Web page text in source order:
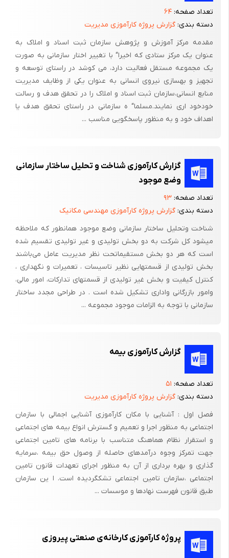
تعداد صفحه: ۶۴
دسته بندی: گزارش پروژه کارآموزی مدیریت
مقدمه مرکز آموزش و پژوهش سازمان ثبت اسناد و املاک به
عنوان یک مرکز ستادی که اخیرا“ با تغییر اختار سازمانی به صورت
یک مجموعه مستقل فعالیت دارد، می کوشد در راستای توسعه و
تجهیز و بهسازی نیروی انسانی به عنوان یکی از وظایف مدیریت
منابع انسانی،سازمان ثبت اسناد و املاک را در تحقق هدف و رسالت
خودخود اری نمایند.مسلما“ ه سازمانی در راستای تحقق هدف یا
اهداف خود و به منظور پاسخگویی مناسب ...
گزارش کارآموزی شناخت و تحلیل ساختار سازمانی
وضع موجود
تعداد صفحه: ۹۳
دسته بندی: گزارش پروژه کارآموزی مهندسی مکانیک
شناخت وتحلیل ساختار سازمانی وضع موجود همانطور که ملاحظه
میشود کل شرکت به دو بخش تولیدی و غیر تولیدی تقسیم شده
است که هر دو بخش مستقیماتحت نظر مدیریت عامل می‌باشند
بخش تولیدی از قسمتهایی نظیر تاسیسات ، تعمیرات و نگهداری ،
کنترل کیفیت و بخش غیر تولیدی از قسمتهای تدارکات، امور مالی،
وامور بازرگانی واداری تشکیل شده است . در طراحی مجدد ساختار
سازمانی با توجه به الزامات موجود مجموعه ...
گزارش کارآموزی بیمه
تعداد صفحه: ۵۱
دسته بندی: گزارش پروژه کارآموزی مدیریت
فصل اول : آشنایی با مکان کارآموزی آشنایی اجمالی با سازمان
اجتماعی به منظور اجرا و تعمیم و گسترش انواع بیمه های اجتماعی
و استقرار نظام هماهنگ متناسب با برنامه های تامین اجتماعی
جهت تمرکز وجوه درآمدهای حاصله از وصول حق بیمه ،سرمایه
گذاری و بهره برداری از آن به منظور اجرای تعهدات قانون تامین
اجتماعی ،سازمان تامین اجتماعی تشکگردیده است. ا ین سازمان
طبق قانون فهرست نهادها و موسسات ...
پروژه کارآموزی کارخانه‌ی صنعتی پیروزی